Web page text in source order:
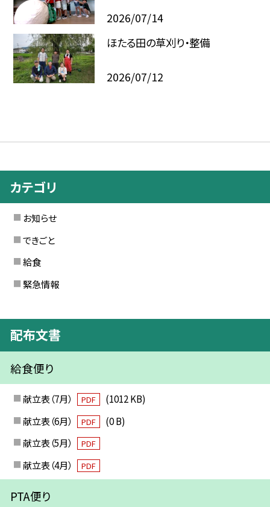
2026/07/14
ほたる田の草刈り・整備
2026/07/12
カテゴリ
お知らせ
できごと
給食
緊急情報
配布文書
給食便り
献立表（7月） PDF
(1012 KB)
献立表（6月）
PDF
(0 B)
献立表（5月）
PDF
献立表（4月） PDF
PTA便り